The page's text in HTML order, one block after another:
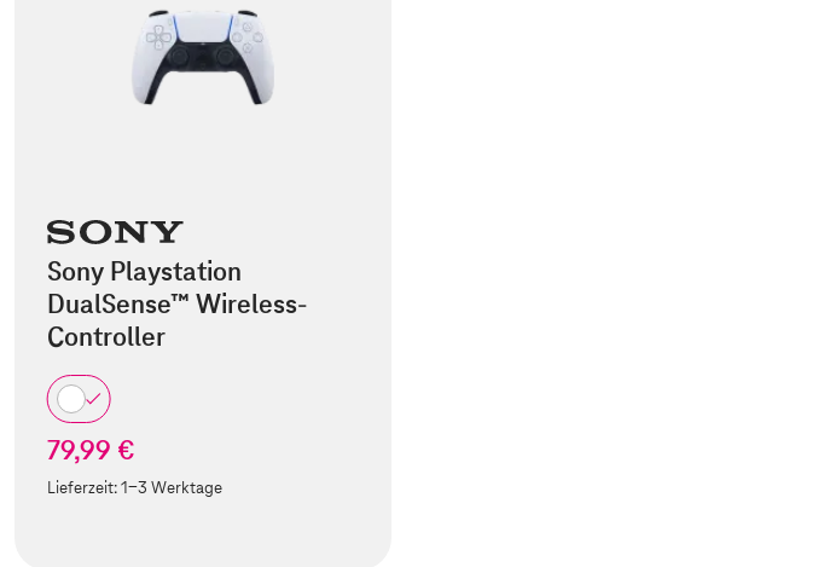
Sony Playstation
DualSense™ Wireless-
Controller
79,99 €
Lieferzeit:1-3 Werktage